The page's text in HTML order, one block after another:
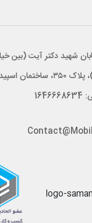
شهید دکتر آیت (بین
خیابان قاسم زاده)، پلاک